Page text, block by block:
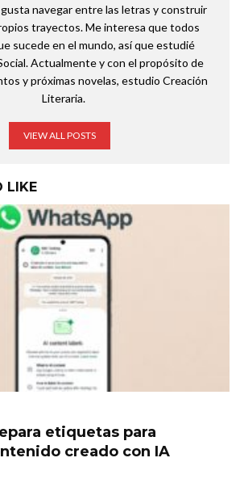
navegar entre las letras y construir
trayectos. Me interesa que todos
sucede en el mundo, así que estudié
Actualmente y con el propósito de
y próximas novelas, estudio Creación
Literaria.
VIEW ALL POSTS
LIKE
etiquetas para
creado con IA